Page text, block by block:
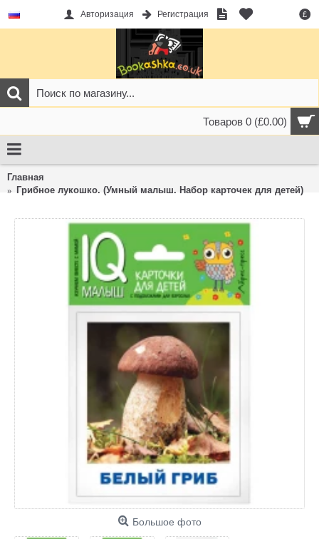
£
Авторизация Регистрация
Товаров 0 (£0.00)
Главная
Грибное лукошко. (Умный малыш. Набор карточек для детей)
Большое фото